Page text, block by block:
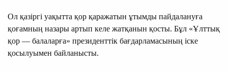
Ол қазіргі уақытта қор қаражатын ұтымды пайдалануға
қоғамның назары артып келе жатқанын қосты. Бұл «Ұлттық
қор — балаларға» президенттік бағдарламасының іске
қосылуымен байланысты.